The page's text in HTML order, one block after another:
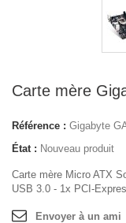
Carte mère
Référence : Gigabyte
État : Nouveau produit
Carte mère Micro ATX
USB 3.0 - 1x PCI-
Envoyer à un ami